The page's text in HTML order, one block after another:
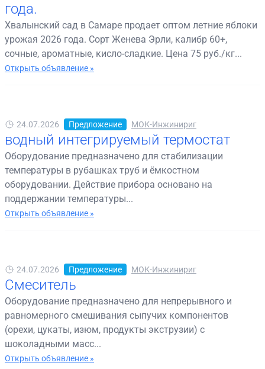
года.
Хвалынский сад в Самаре продает оптом летние яблоки
урожая 2026 года. Сорт Женева Эрли, калибр 60+,
сочные, ароматные, кисло-сладкие. Цена 75 руб./кг...
Открыть объявление »
24.07.2026 Предложение МОК-Инжинириг
водный интегрируемый термостат
Оборудование предназначено для стабилизации
температуры в рубашках труб и ёмкостном
оборудовании. Действие прибора основано на
поддержании температуры...
Открыть объявление »
24.07.2026 Предложение МОК-Инжинириг
Смеситель
Оборудование предназначено для непрерывного и
равномерного смешивания сыпучих компонентов
(орехи, цукаты, изюм, продукты экструзии) с
шоколадными масс...
Открыть объявление »